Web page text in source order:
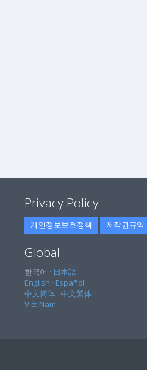
Privacy Policy
개인정보보호정책 저작권규약
Global
한국어 · 日本語
English · Español
中文简体 · 中文繁体
Việt Nam